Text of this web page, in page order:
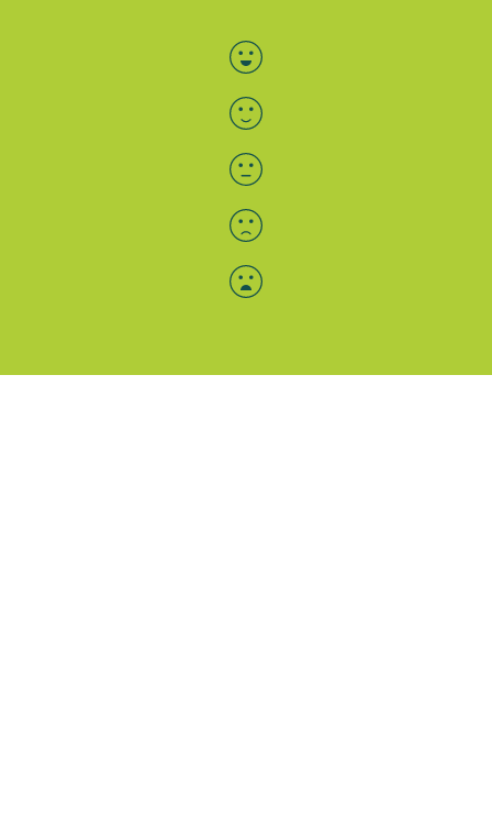
Bewertung auswählen